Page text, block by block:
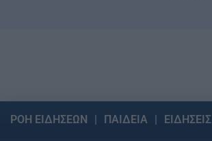
ΡΟΗ ΕΙΔΗΣΕΩΝ ΠΑΙΔΕΙΑ ΕΙΔΗΣΕΙΣ